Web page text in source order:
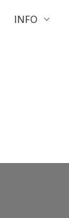
INFO